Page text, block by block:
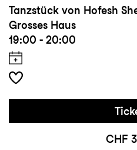
Tanzstück von Hofesh
Grosses Haus
19:00 - 20:00
CHF